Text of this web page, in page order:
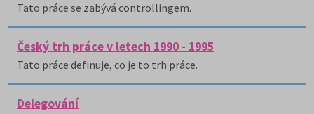
Tato práce se zabývá controllingem.
Český trh práce v letech 1990 - 1995
Tato práce definuje, co je to trh práce.
Delegování